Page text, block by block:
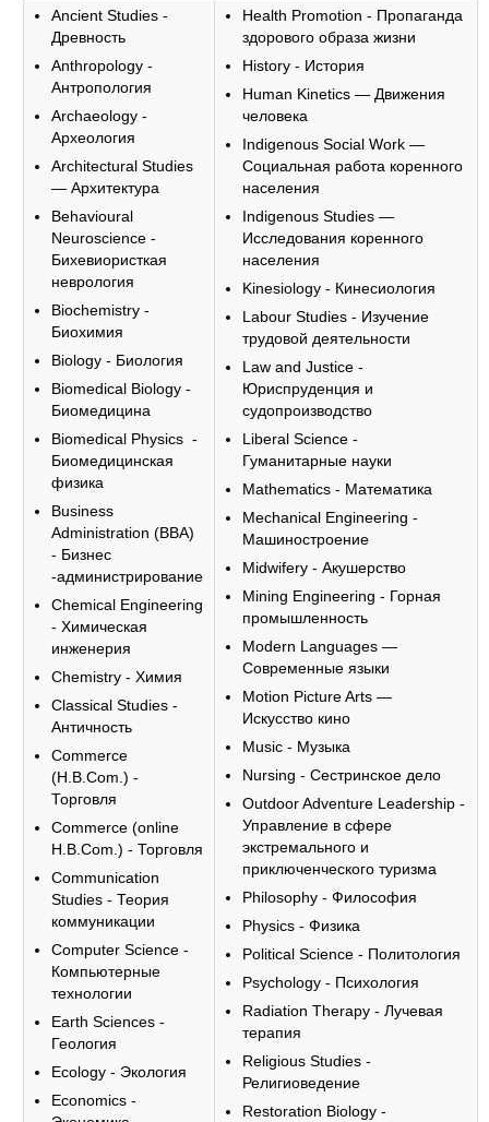
Ancient Studies -
Древность
Anthropology -
Антропология
Archaeology -
Археология
Architectural Studies
— Архитектура
Behavioural
Neuroscience -
Бихевиористкая
неврология
Biochemistry -
Биохимия
Biology - Биология
Biomedical Biology -
Биомедицина
Biomedical Physics -
Биомедицинская
физика
Business
Administration (BBA)
- Бизнес
-администрирование
Chemical Engineering
- Химическая
инженерия
Chemistry - Химия
Classical Studies -
Античность
Commerce
(H.B.Com.) -
Торговля
Commerce (online
H.B.Com.) - Торговля
Communication
Studies - Теория
коммуникации
Computer Science -
Компьютерные
технологии
Earth Sciences -
Геология
Ecology - Экология
Economics -
Health Promotion - Пропаганда
здорового образа жизни
History - История
Human Kinetics — Движения
человека
Indigenous Social Work —
Социальная работа коренного
населения
Indigenous Studies —
Исследования коренного
населения
Kinesiology - Кинесиология
Labour Studies - Изучение
трудовой деятельности
Law and Justice -
Юриспруденция и
судопроизводство
Liberal Science -
Гуманитарные науки
Mathematics - Математика
Mechanical Engineering -
Машиностроение
Midwifery - Акушерство
Mining Engineering - Горная
промышленность
Modern Languages —
Современные языки
Motion Picture Arts —
Искусство кино
Music - Музыка
Nursing - Сестринское дело
Outdoor Adventure Leadership -
Управление в сфере
экстремального и
приключенческого туризма
Philosophy - Философия
Physics - Физика
Political Science - Политология
Psychology - Психология
Radiation Therapy - Лучевая
терапия
Religious Studies -
Религиоведение
Restoration Biology -